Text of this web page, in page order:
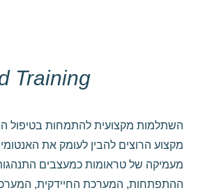
Training
השתלמות מקצועית להתמחות בטיפול
מקצוע הרוצים להבין לעומק את
מעמיקה של טראומות כמעצבים
ההתפתחות, המערכת החיידקית,